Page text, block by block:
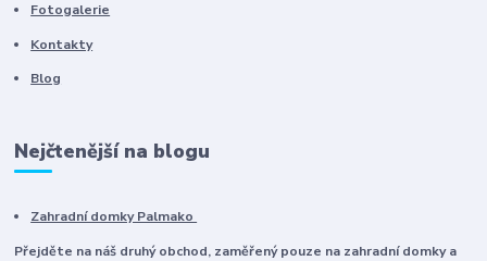
Fotogalerie
Kontakty
Blog
Nejčtenější na blogu
Zahradní domky Palmako
Přejděte na náš druhý obchod, zaměřený pouze na zahradní domky a